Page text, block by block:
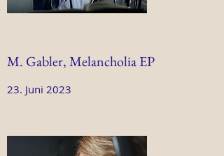
M. Gabler, Melancholia EP
23. Juni 2023